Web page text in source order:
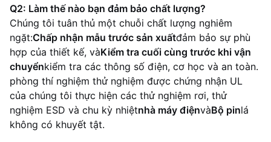
Q2: Làm thế nào bạn đảm bảo chất lượng?
Chúng tôi tuân thủ một chuỗi chất lượng nghiêm
ngặt:Chấp nhận mẫu trước sản xuấtđảm bảo sự phù
hợp của thiết kế, vàKiểm tra cuối cùng trước khi vận
chuyểnkiểm tra các thông số điện, cơ học và an toàn.
phòng thí nghiệm thử nghiệm được chứng nhận UL
của chúng tôi thực hiện các thử nghiệm rơi, thử
nghiệm ESD và chu kỳ nhiệtnhà máy điệnvàBộ pinlá
không có khuyết tật.